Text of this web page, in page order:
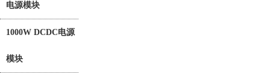
电源模块
1000W DCDC电源
模块